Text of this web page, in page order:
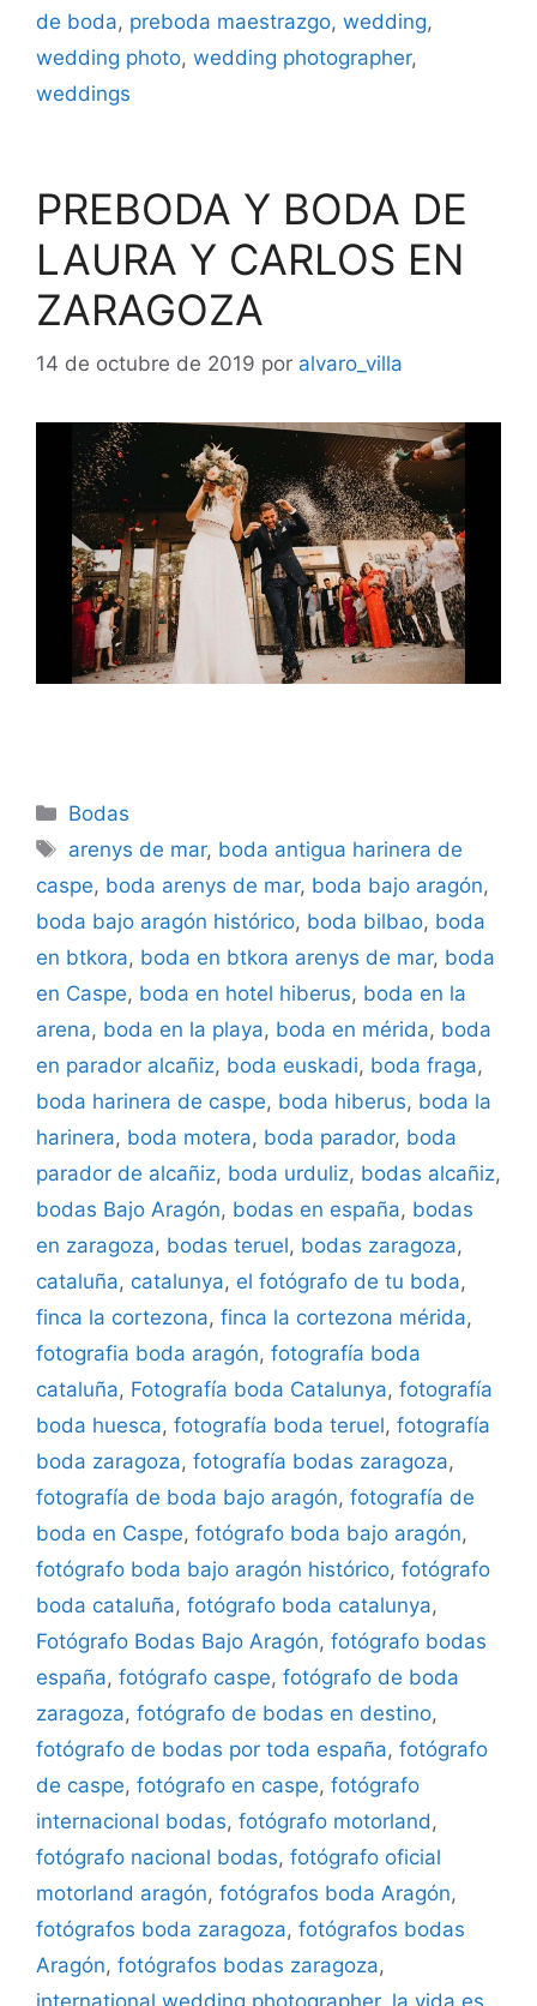
de boda, preboda maestrazgo, wedding,
wedding photo, wedding photographer,
weddings
PREBODA Y BODA DE
LAURA Y CARLOS EN
ZARAGOZA
14 de octubre de 2019 por alvaro_villa
Categorías
Bodas
Etiquetas
arenys de mar, boda antigua harinera de
caspe, boda arenys de mar, boda bajo aragón,
boda bajo aragón histórico, boda bilbao, boda
en btkora, boda en btkora arenys de mar, boda
en Caspe, boda en hotel hiberus, boda en la
arena, boda en la playa, boda en mérida, boda
en parador alcañiz, boda euskadi, boda fraga,
boda harinera de caspe, boda hiberus, boda la
harinera, boda motera, boda parador, boda
parador de alcañiz, boda urduliz, bodas alcañiz,
bodas Bajo Aragón, bodas en españa, bodas
en zaragoza, bodas teruel, bodas zaragoza,
cataluña, catalunya, el fotógrafo de tu boda,
finca la cortezona, finca la cortezona mérida,
fotografia boda aragón, fotografía boda
cataluña, Fotografía boda Catalunya, fotografía
boda huesca, fotografía boda teruel, fotografía
boda zaragoza, fotografía bodas zaragoza,
fotografía de boda bajo aragón, fotografía de
boda en Caspe, fotógrafo boda bajo aragón,
fotógrafo boda bajo aragón histórico, fotógrafo
boda cataluña, fotógrafo boda catalunya,
Fotógrafo Bodas Bajo Aragón, fotógrafo bodas
españa, fotógrafo caspe, fotógrafo de boda
zaragoza, fotógrafo de bodas en destino,
fotógrafo de bodas por toda españa, fotógrafo
de caspe, fotógrafo en caspe, fotógrafo
internacional bodas, fotógrafo motorland ,
fotógrafo nacional bodas, fotógrafo oficial
motorland aragón, fotógrafos boda Aragón,
fotógrafos boda zaragoza, fotógrafos bodas
Aragón, fotógrafos bodas zaragoza,
international wedding photographer, la vida es